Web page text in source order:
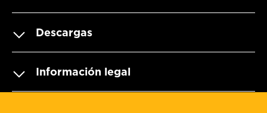
Descargas
Información legal